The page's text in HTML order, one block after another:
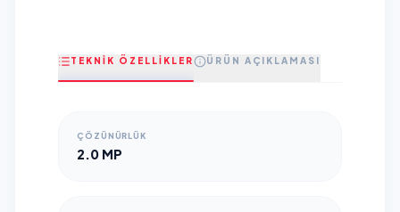
TEKNİK ÖZELLİKLER ÜRÜN AÇIKLAMASI
ÇÖZÜNÜRLÜK
2.0 MP